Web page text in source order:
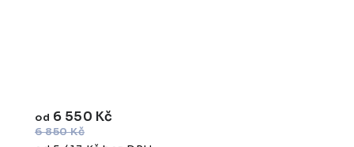
od 6 550 Kč
6 850 Kč